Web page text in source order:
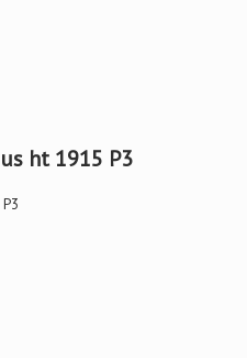
ht 1915 P3